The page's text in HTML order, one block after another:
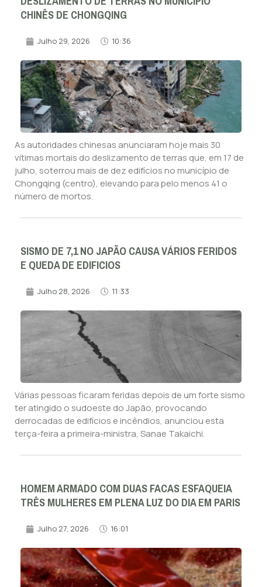
CHINÊS DE CHONGQING
Julho 29, 2026 10:36
As autoridades chinesas anunciaram hoje mais 30
vítimas mortais do deslizamento de terras que, em 17 de
julho, soterrou mais de dez edifícios no município de
Chongqing (centro), elevando para pelo menos 41 o
número de mortos.
SISMO DE 7,1 NO JAPÃO CAUSA VÁRIOS FERIDOS
E QUEDA DE EDIFICIOS
Julho 28, 2026 11:33
Várias pessoas ficaram feridas depois de um forte sismo
ter atingido o sudoeste do Japão, provocando
derrocadas de edifícios e incêndios, anunciou esta
terça-feira a primeira-ministra, Sanae Takaichi.
HOMEM ARMADO COM DUAS FACAS ESFAQUEIA
TRÊS MULHERES EM PLENA LUZ DO DIA EM PARIS
Julho 27, 2026 16:01